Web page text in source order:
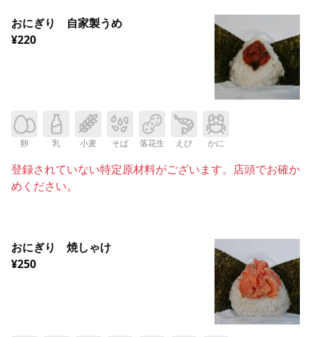
おにぎり 自家製うめ
¥220
卵 乳 小麦 そば 落花生 えび かに
登録されていない特定原材料がございます。店頭でお確か
めください。
おにぎり 焼しゃけ
¥250